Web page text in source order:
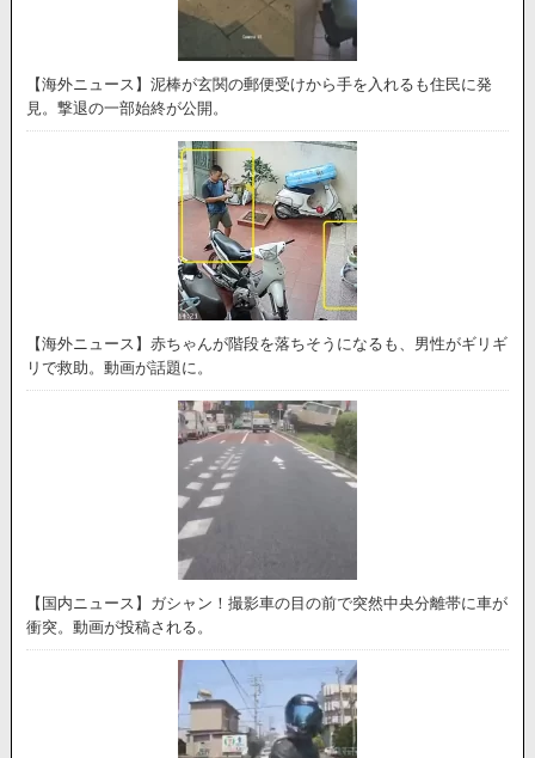
【海外ニュース】泥棒が玄関の郵便受けから手を入れるも住民に発
見。撃退の一部始終が公開。
【海外ニュース】赤ちゃんが階段を落ちそうになるも、男性がギリギ
リで救助。動画が話題に。
【国内ニュース】ガシャン！撮影車の目の前で突然中央分離帯に車が
衝突。動画が投稿される。